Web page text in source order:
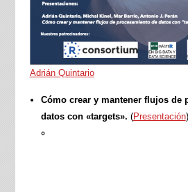
Adrián Quintario
Cómo crear y mantener flujos de
datos con «targets». (Presentación)